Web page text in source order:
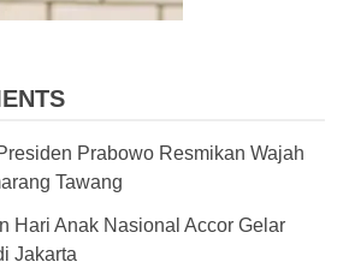
Prabowo Resmikan Wajah
Tawang
Hari Anak Nasional Accor Gelar
Jakarta